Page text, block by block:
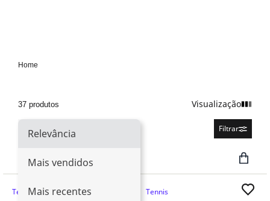
Home
37 produtos Visualização
Relevância
Relevância
Mais vendidos
Mais recentes
Filtrar
Tennis
Tennis